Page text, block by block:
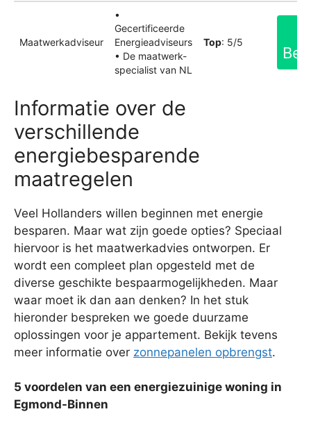
Maatwerkadviseur
•
Gecertificeerde
Energieadviseurs
• De maatwerk-
specialist van NL
Top: 5/5
Informatie over de
verschillende
energiebesparende
maatregelen
Veel Hollanders willen beginnen met energie
besparen. Maar wat zijn goede opties? Speciaal
hiervoor is het maatwerkadvies ontworpen. Er
wordt een compleet plan opgesteld met de
diverse geschikte bespaarmogelijkheden. Maar
waar moet ik dan aan denken? In het stuk
hieronder bespreken we goede duurzame
oplossingen voor je appartement. Bekijk tevens
meer informatie over zonnepanelen opbrengst.
5 voordelen van een energiezuinige woning in
Egmond-Binnen